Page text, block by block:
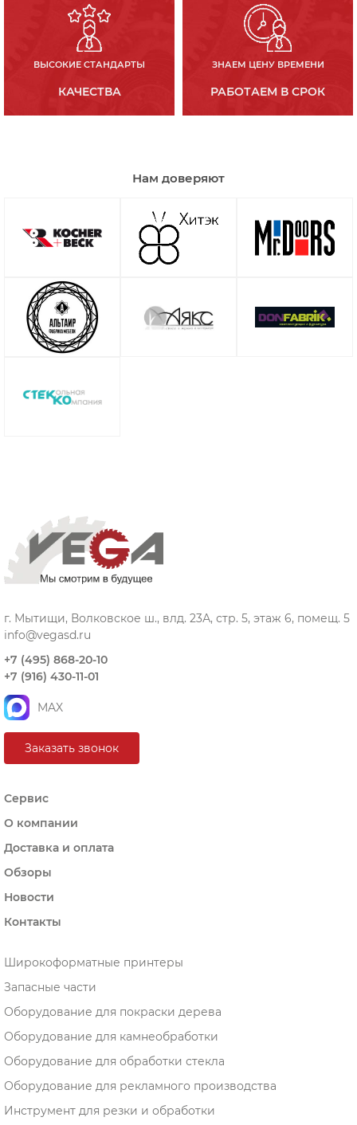
ВЫСОКИЕ СТАНДАРТЫ
КАЧЕСТВА
ЗНАЕМ ЦЕНУ ВРЕМЕНИ
РАБОТАЕМ В СРОК
Нам доверяют
г. Мытищи, Волковское ш., влд. 23А, стр. 5, этаж 6, помещ. 5
info@vegasd.ru
+7 (495) 868-20-10
+7 (916) 430-11-01
MAX
Заказать звонок
Сервис
О компании
Доставка и оплата
Обзоры
Новости
Контакты
Широкоформатные принтеры
Запасные части
Оборудование для покраски дерева
Оборудование для камнеобработки
Оборудование для обработки стекла
Оборудование для рекламного производства
Инструмент для резки и обработки